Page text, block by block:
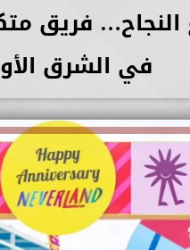
النجاح… فريق
في الشرق